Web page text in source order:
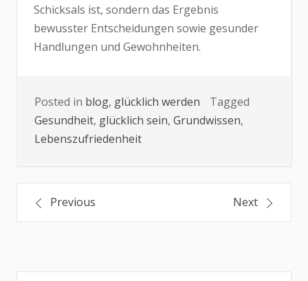
Schicksals ist, sondern das Ergebnis
bewusster Entscheidungen sowie gesunder
Handlungen und Gewohnheiten.
Posted in blog, glücklich werden
Tagged
Gesundheit, glücklich sein, Grundwissen,
Lebenszufriedenheit
Beitrags-
Previous Next